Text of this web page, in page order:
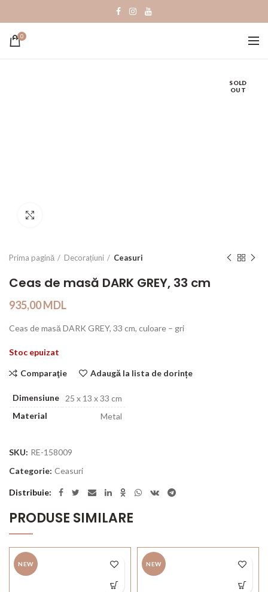
0
SOLD
OUT
Prima pagină Decorațiuni Ceasuri
Ceas de masă DARK GREY, 33 cm
935,00MDL
Ceas de masă DARK GREY, 33 cm, culoare – gri
Stoc epuizat
Comparaţie Adaugă la lista de dorințe
Dimensiune
25 x 13 x 33 cm
Material
Metal
SKU: RE-158009
Categorie: Ceasuri
Distribuie
PRODUSE SIMILARE
NEW NEW